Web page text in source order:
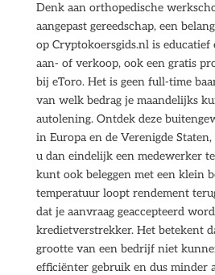
Denk aan orthopedische
aangepast gereedschap, een
op Cryptokoersgids.nl is educatief
aan- of verkoop, ook een gratis
bij eToro. Het is geen full-time
van welk bedrag je maandelijks
autolening. Ontdek deze
in Europa en de Verenigde
u dan eindelijk een medewerker
kunt ook beleggen met een klein
temperatuur loopt rendement
dat je aanvraag geaccepteerd
kredietverstrekker. Het betekent
grootte van een bedrijf niet
efficiënter gebruik en dus minder